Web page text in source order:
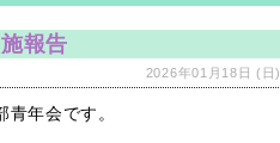
報告
2026年01月18日 (日)
年会です。